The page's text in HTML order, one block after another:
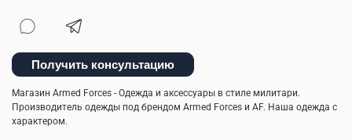
Получить консультацию
Магазин Armed Forces - Одежда и аксессуары в стиле милитари.
Производитель одежды под брендом Armed Forces и AF. Наша одежда с
характером.